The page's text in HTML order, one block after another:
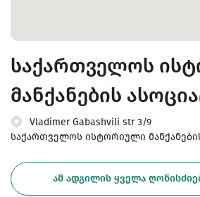
საქართველოს
მანქანების
Vladimer Gabashvili str 3/9
საქართველოს ისტორიული
ᲐᲛ ᲐᲓᲒᲘᲚᲘᲡ ᲧᲕᲔᲚᲐ